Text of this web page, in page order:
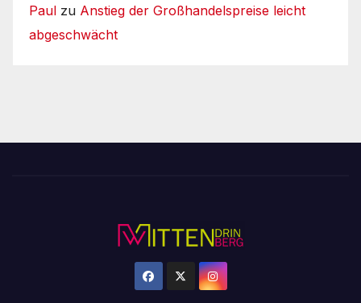
Paul zu Anstieg der Großhandelspreise leicht
abgeschwächt